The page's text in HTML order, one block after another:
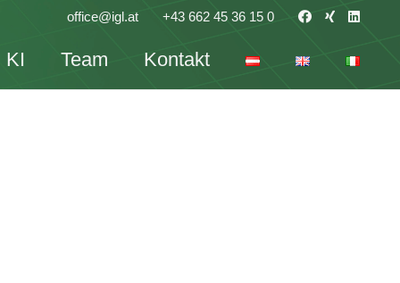
office@igl.at +43 662 45 36 15 0
KI Team Kontakt